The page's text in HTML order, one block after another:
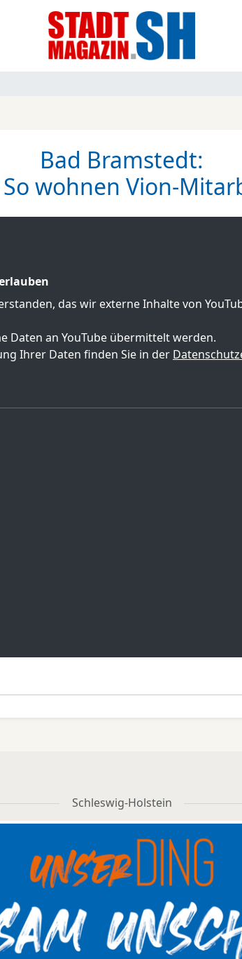
Bad Bramstedt:
wohnen Vion-
das wir externe Inhalte von
Daten an YouTube übermittelt werden.
Ihrer Daten finden Sie in der
Schleswig-Holstein